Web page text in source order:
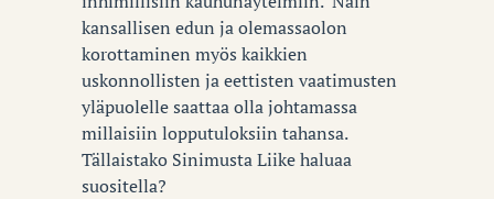
kansallisen edun ja olemassaolon
korottaminen myös kaikkien
uskonnollisten ja eettisten vaatimusten
yläpuolelle saattaa olla johtamassa
millaisiin lopputuloksiin tahansa.
Tällaistako Sinimusta Liike haluaa
suositella?